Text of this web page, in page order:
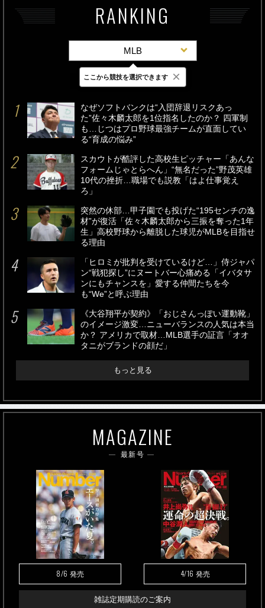
RANKING
MLB
最新 24時間 週間
なぜソフトバンクは“入団辞退リスクあっ
た”佐々木麟太郎を1位指名したのか？ 四軍制
も…じつはプロ野球最強チームが直面してい
る“育成の悩み”
スカウトが酷評した高校生ピッチャー「あんな
フォームじゃとらへん」“無名だった”野茂英雄
10代の挫折…職場でも説教「はよ仕事覚え
ろ」
突然の休部…甲子園でも投げた“195センチの逸
材”が復活「佐々木麟太郎から三振を奪った1年
生」高校野球から離脱した球児がMLBを目指せ
る理由
「ヒロミが批判を受けているけど…」侍ジャパ
ン“戦犯探し”にヌートバー心痛める「イバタサ
ンにもチャンスを」愛する仲間たちを今
も“We”と呼ぶ理由
《大谷翔平が契約》「おじさんっぽい運動靴」
のイメージ激変…ニューバランスの人気は本当
か？ アメリカで取材…MLB選手の証言「オオ
タニがブランドの顔だ」
もっと見る
MAGAZINE
最新号
8/6 発売 4/16 発売
雑誌定期購読のご案内
ここから競技を選択できます ×